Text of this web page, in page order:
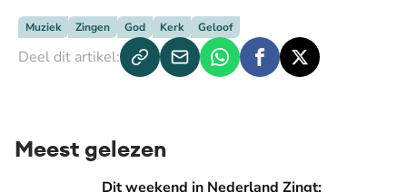
Muziek
Zingen God Kerk Geloof
Deel dit artikel:
Meest gelezen
Dit weekend in Nederland Zingt: 'Dordrecht deel 2' en
Dit weekend in Nederland Zingt: